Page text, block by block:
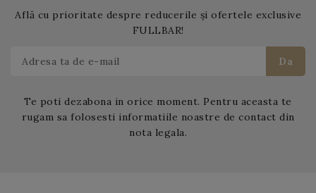
Află cu prioritate despre reducerile și ofertele exclusive
FULLBAR!
Te poti dezabona in orice moment. Pentru aceasta te
rugam sa folosesti informatiile noastre de contact din
nota legala.